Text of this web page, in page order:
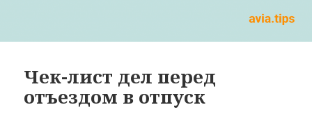
Чек-лист дел перед
отъездом в отпуск